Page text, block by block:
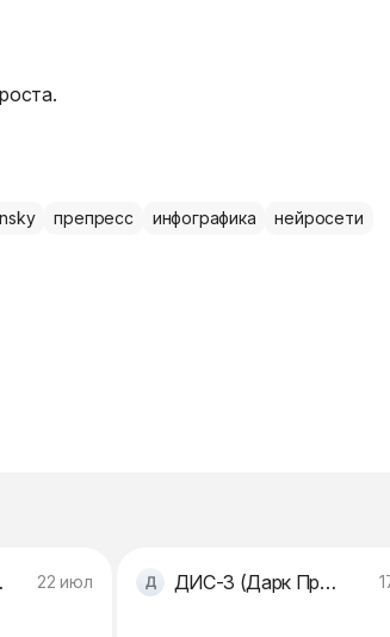
препресс инфографика
нейросети
22 июл ДИС-3 (Дарк Проджект)